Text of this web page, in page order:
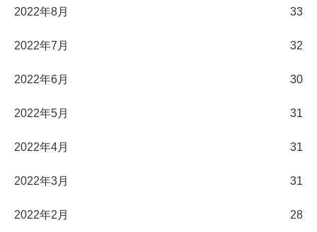
2022年8月 33
2022年7月 32
2022年6月 30
2022年5月 31
2022年4月 31
2022年3月 31
2022年2月 28